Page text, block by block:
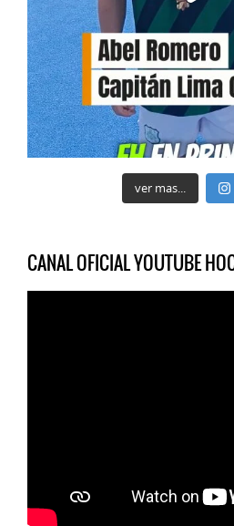
ver mas...
CANAL OFICIAL YOUTUBE